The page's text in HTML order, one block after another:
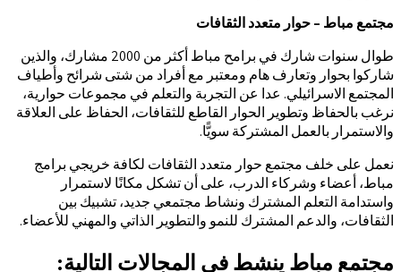
مجتمع مباط – حوار متعدد الثقافات
طوال سنوات شارك في برامح مباط أكثر من 2000 مشارك، والذين
شاركوا بحوار وتعارف هام ومعتبر مع أفراد من شتى شرائح وأطياف
المجتمع الاسرائيلي. عدا عن التجربة والتعلم في مجموعات حوارية،
نرغب بالحفاظ وتطوير الحوار القاطع للثقافات، الحفاظ على العلاقة
والاستمرار بالعمل المشتركة سويًّا.
نعمل على خلف مجتمع حوار متعدد الثقافات لكافة خريجي برامج
مباط، أعضاء وشركاء الدرب، على أن تشكل مكانًا لاستمرار
واستدامة التعلم المشترك ونشاط مجتمعي جديد، تشبيك بين
الثقافات، والدعم المشترك للنمو والتطوير الذاتي والمهني للأعضاء.
مجتمع مباط ينشط في المجالات التالية: